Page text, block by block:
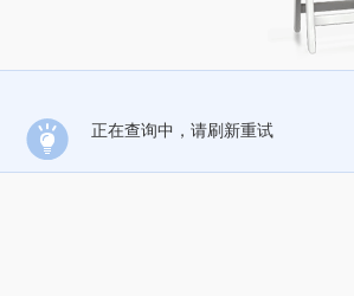
正在查询中，请刷新重试